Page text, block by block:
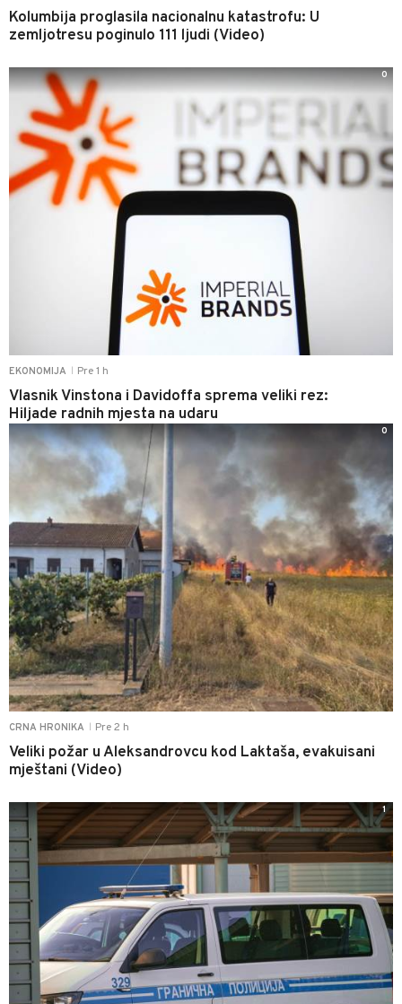
Kolumbija proglasila nacionalnu katastrofu: U
zemljotresu poginulo 111 ljudi (Video)
EKONOMIJA Pre 1 h
Vlasnik Vinstona i Davidoffa sprema veliki rez:
Hiljade radnih mjesta na udaru
0
CRNA HRONIKA Pre 2 h
Veliki požar u Aleksandrovcu kod Laktaša, evakuisani
mještani (Video)
0
1